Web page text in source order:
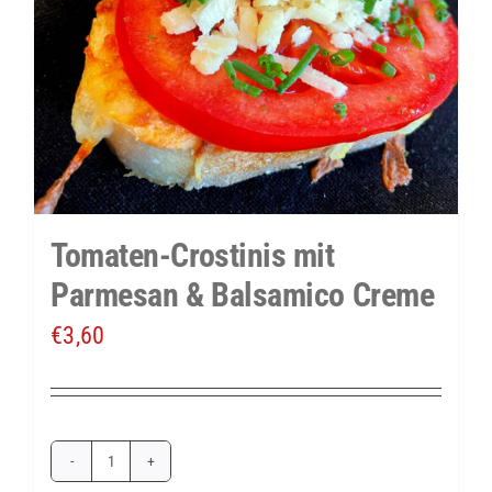
Tomaten-Crostinis mit
Parmesan & Balsamico Creme
€3,60
Tomaten-